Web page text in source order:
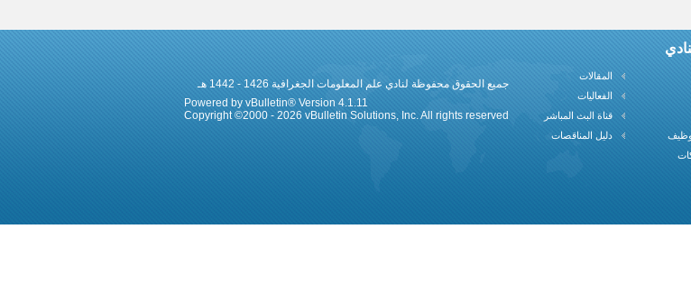
جميع الحقوق محفوظة لنادي علم المعلومات الجغرافية 1426 - 1442 هـ
Powered by vBulletin® Version 4.1.11
Copyright ©2000 - 2026 vBulletin Solutions, Inc. All rights reserved
المقالات
الفعاليات
قناة البث المباشر
دليل المناقصات